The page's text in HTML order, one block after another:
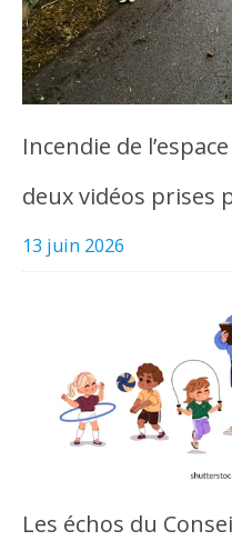
Incendie de
deux vidéos prises
13 juin 2026
Les échos du